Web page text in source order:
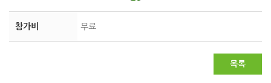
참가비 무료
목록